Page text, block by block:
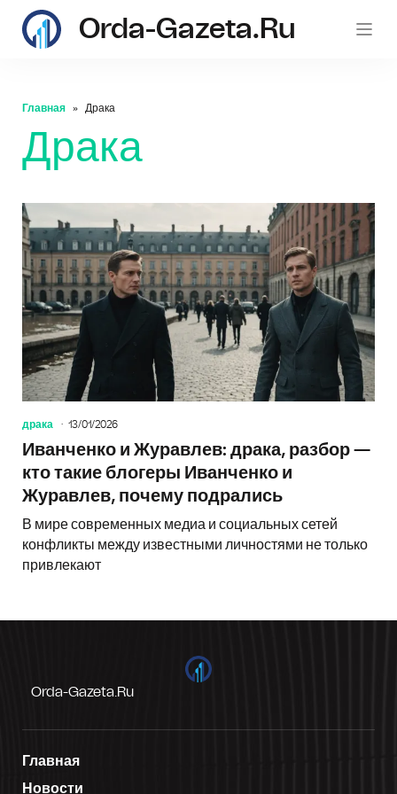
Orda-Gazeta.ru
Главная Драка
Драка
драка 13/01/2026
Иванченко и Журавлев: драка, разбор —
кто такие блогеры Иванченко и
Журавлев, почему подрались
В мире современных медиа и социальных сетей
конфликты между известными личностями не только
привлекают
Orda-Gazeta.ru
Главная
Новости